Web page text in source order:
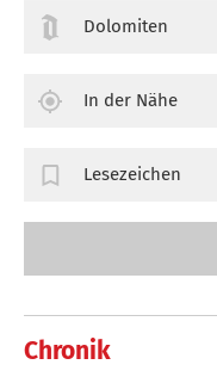
Chronik
Dolomiten
In der Nähe
Lesezeichen